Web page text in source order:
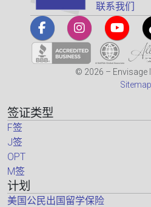
联系我们
© 2026 – Envisage
Sitemap
签证类型
F签
J签
OPT
M签
计划
美国公民出国留学保险